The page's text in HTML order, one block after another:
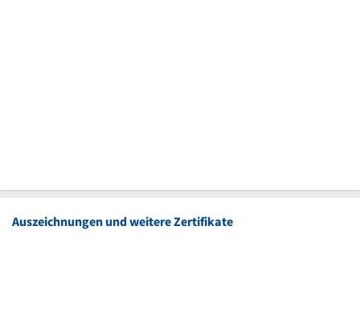
Auszeichnungen und weitere Zertifikate